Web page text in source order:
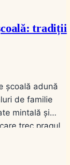
tradiții
școală adună
de familie
mintală și
trec pragul